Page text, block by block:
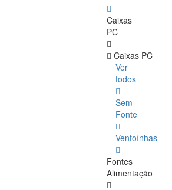
Caixas
PC
Caixas PC
Ver
todos
Sem
Fonte
Ventoínhas
Fontes
Alimentação